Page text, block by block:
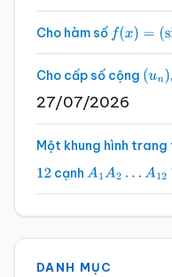
Cho hàm số f(x)=(sin
Cho cấp số cộng (un)
27/07/2026
Một khung hình
12 cạnh A1A2…A 12
DANH MỤC